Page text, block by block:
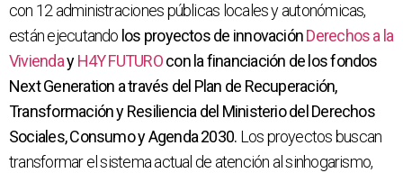
con 12 administraciones públicas locales y autonómicas,
están ejecutando los proyectos de innovaciónDerechos a la
ViviendayH4Y FUTUROcon la financiación de los fondos
Next Generation a través del Plan de Recuperación,
Transformación y Resiliencia del Ministerio del Derechos
Sociales, Consumo y Agenda 2030. Los proyectos buscan
transformar el sistema actual de atención al sinhogarismo,